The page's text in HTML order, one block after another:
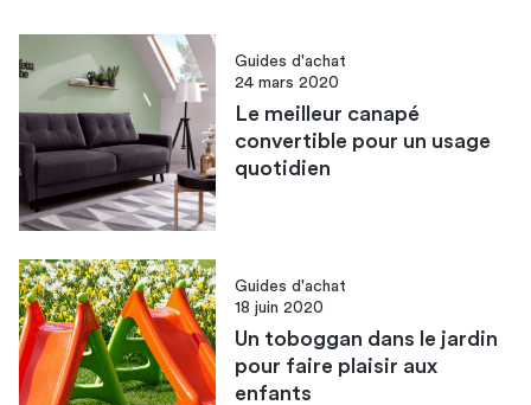
Guides d'achat
24 mars 2020
Le meilleur canapé
convertible pour un usage
quotidien
Guides d'achat
18 juin 2020
Un toboggan dans le jardin
pour faire plaisir aux
enfants